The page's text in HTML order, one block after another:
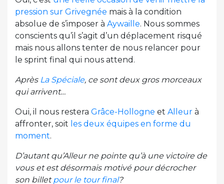
pression sur Grivegnée mais à la condition
absolue de s’imposer à Aywaille. Nous sommes
conscients qu’il s’agit d’un déplacement risqué
mais nous allons tenter de nous relancer pour
le sprint final qui nous attend.
Après La Spéciale, ce sont deux gros morceaux
qui arrivent…
Oui, il nous restera Grâce-Hollogne et Alleur à
affronter, soit les deux équipes en forme du
moment.
D’autant qu’Alleur ne pointe qu’à une victoire de
vous et est désormais motivé pour décrocher
son billetpour le tour final?